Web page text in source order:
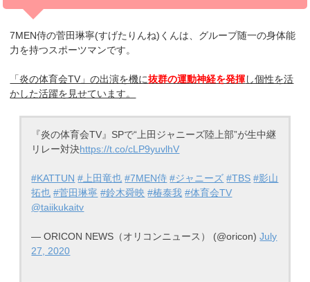
7MEN侍の菅田琳寧(すげたりんね)くんは、 グループ随一の身体能
力を持つスポーツマンです。
「炎の体育会TV」の出演を機に抜群の運動神経を発揮し個性を活
かした活躍を見せています。
『炎の体育会TV』SPで“上田ジャニーズ陸上部”が生中継
リレー対決https://t.co/cLP9yuvlhV
#KATTUN #上田竜也 #7MEN侍 #ジャニーズ #TBS #影山
拓也 #菅田琳寧 #鈴木舜映 #椿泰我 #体育会TV
@taiikukaitv
— ORICON NEWS（オリコンニュース） (@oricon)July
27, 2020